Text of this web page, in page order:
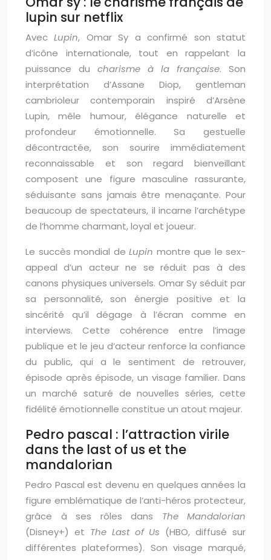
lupin sur netflix
AvecLupin, Omar Sy a confirmé son statut
d’icône internationale, tout en rappelant la
puissance du charisme à la française. Son
interprétation d’Assane Diop, gentleman
cambrioleur contemporain inspiré d’Arsène
Lupin, mêle humour, élégance naturelle et
profondeur émotionnelle. Sa gestuelle
décontractée, son sourire immédiatement
reconnaissable et son regard bienveillant
composent une figure masculine rassurante,
séduisante sans jamais être menaçante. Pour
beaucoup de spectateurs, il incarne l’archétype
de l’homme charmant, loyal et joueur.
Le succès mondial de Lupin montre que le sex-
appeal d’un acteur ne se réduit pas à des
canons physiques universels. Omar Sy séduit par
sa personnalité, son énergie positive et la
sincérité qu’il dégage à l’écran comme en
interviews. Cette cohérence entre l’image
publique et le jeu d’acteur renforce la confiance
du public, qui a le sentiment de retrouver,
épisode après épisode, un visage familier. Dans
un marché saturé de nouvelles séries, cette
fidélité émotionnelle constitue un atout majeur.
Pedro pascal : l’attraction virile
dans the last of us et the
mandalorian
Pedro Pascal est devenu en quelques années la
figure emblématique de l’anti-héros protecteur,
grâce à ses rôles dans The Mandalorian
(Disney+) et The Last of Us (HBO, diffusé sur
différentes plateformes). Son visage marqué,